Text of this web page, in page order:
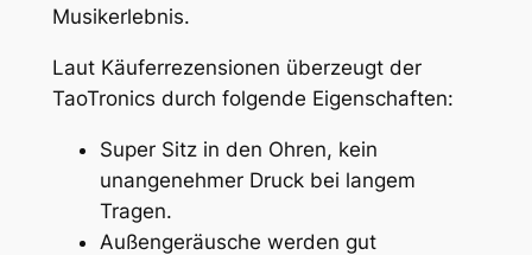
Musikerlebnis.
Laut Käuferrezensionen überzeugt der
TaoTronics durch folgende Eigenschaften:
Super Sitz in den Ohren, kein
unangenehmer Druck bei langem
Tragen.
Außengeräusche werden gut